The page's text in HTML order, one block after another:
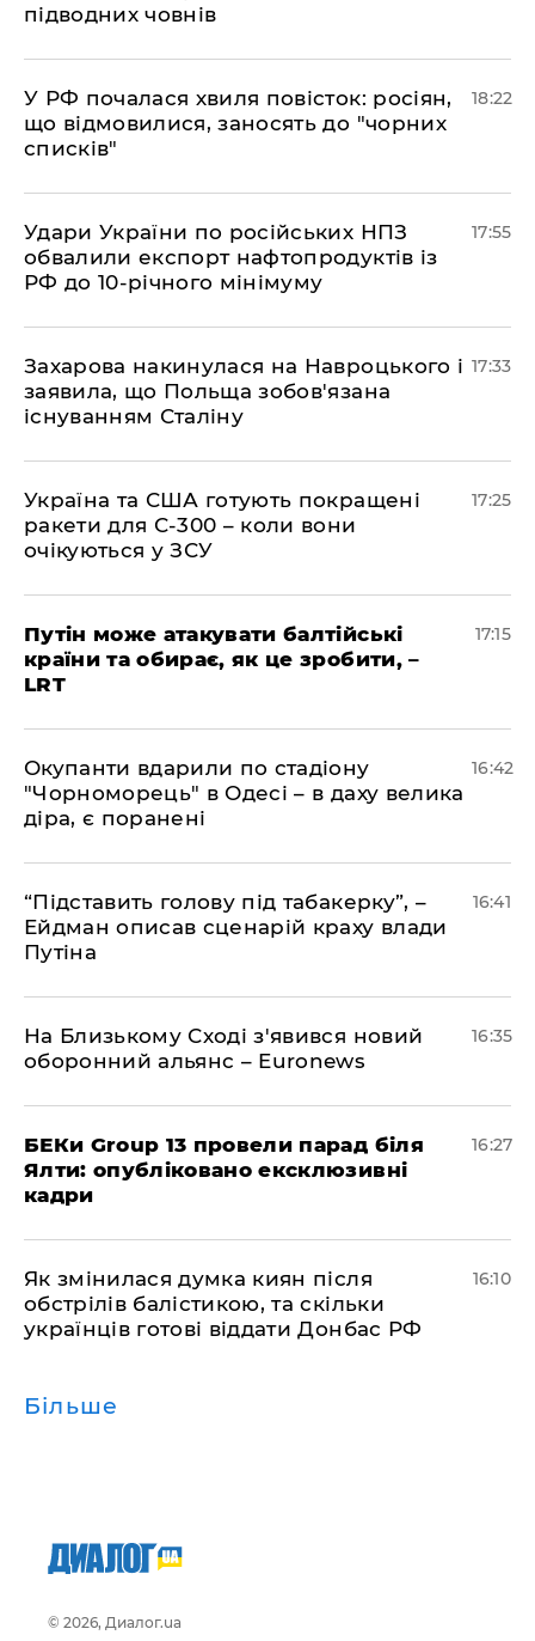
підводних човнів
​У РФ почалася хвиля повісток: росіян,
що відмовилися, заносять до "чорних
списків"
18:22
​Удари України по російських НПЗ
обвалили експорт нафтопродуктів із
РФ до 10-річного мінімуму
17:55
​Захарова накинулася на Навроцького і
заявила, що Польща зобов'язана
існуванням Сталіну
17:33
​Україна та США готують покращені
ракети для С-300 – коли вони
очікуються у ЗСУ
17:25
​Путін може атакувати балтійські
країни та обирає, як це зробити, –
LRT
17:15
​Окупанти вдарили по стадіону
"Чорноморець" в Одесі – в даху велика
діра, є поранені
16:42
​“Підставить голову під табакерку”, –
Ейдман описав сценарій краху влади
Путіна
16:41
На Близькому Сході з'явився новий
оборонний альянс – Euronews
16:35
БЕКи Group 13 провели парад біля
Ялти: опубліковано ексклюзивні
кадри
16:27
Як змінилася думка киян після
обстрілів балістикою, та скільки
українців готові віддати Донбас РФ
16:10
Більше
© 2026, Диалог.ua